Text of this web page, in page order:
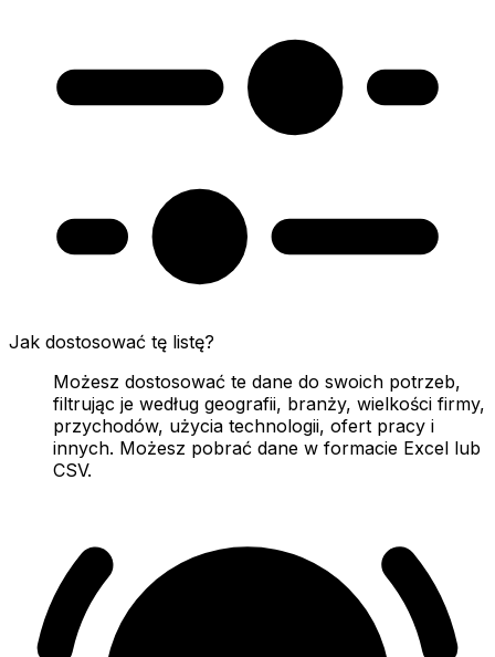
Jak dostosować tę listę?
Możesz dostosować te dane do swoich potrzeb,
filtrując je według geografii, branży, wielkości firmy,
przychodów, użycia technologii, ofert pracy i
innych. Możesz pobrać dane w formacie Excel lub
CSV.